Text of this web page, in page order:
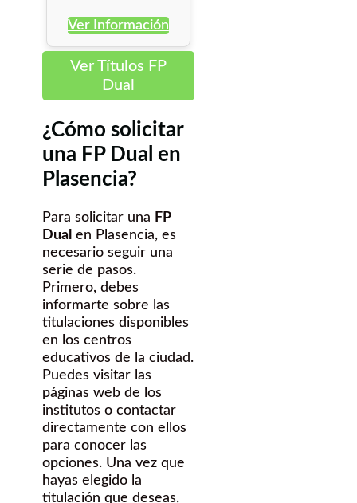
Ver Información
Ver Títulos FP
Dual
¿Cómo solicitar
una FP Dual en
Plasencia?
Para solicitar una FP
Dual en Plasencia, es
necesario seguir una
serie de pasos.
Primero, debes
informarte sobre las
titulaciones disponibles
en los centros
educativos de la ciudad.
Puedes visitar las
páginas web de los
institutos o contactar
directamente con ellos
para conocer las
opciones. Una vez que
hayas elegido la
titulación que deseas,